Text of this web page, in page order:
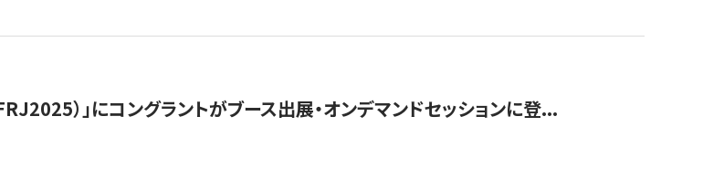
）」にコングラントがブース出展・オンデマンドセッションに登...